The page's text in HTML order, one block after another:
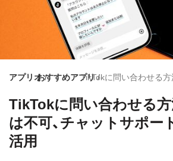
アプリオおすすめアプリTikTokに問い合わせる
TikTokに問い合わせる
は不可、チャットサポー
活用